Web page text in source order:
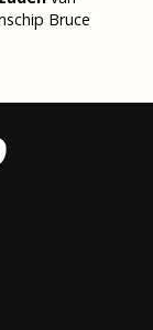
Bruce